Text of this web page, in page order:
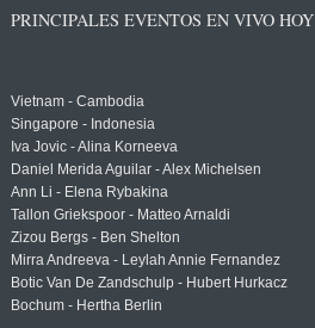
PRINCIPALES EVENTOS EN VIVO HOY
Vietnam - Cambodia
Singapore - Indonesia
Iva Jovic - Alina Korneeva
Daniel Merida Aguilar - Alex Michelsen
Ann Li - Elena Rybakina
Tallon Griekspoor - Matteo Arnaldi
Zizou Bergs - Ben Shelton
Mirra Andreeva - Leylah Annie Fernandez
Botic Van De Zandschulp - Hubert Hurkacz
Bochum - Hertha Berlin